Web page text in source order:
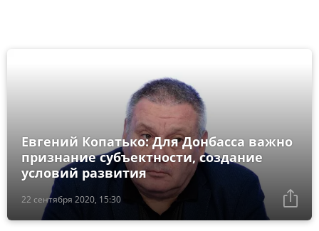
22 сентября 2020, 15:30
Евгений Копатько: Для Донбасса важно
признание субъектности, создание
условий развития